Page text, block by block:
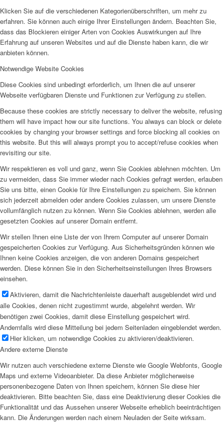
Klicken Sie auf die verschiedenen Kategorienüberschriften, um mehr zu
erfahren. Sie können auch einige Ihrer Einstellungen ändern. Beachten Sie,
dass das Blockieren einiger Arten von Cookies Auswirkungen auf Ihre
Erfahrung auf unseren Websites und auf die Dienste haben kann, die wir
anbieten können.
Notwendige Website Cookies
Diese Cookies sind unbedingt erforderlich, um Ihnen die auf unserer
Webseite verfügbaren Dienste und Funktionen zur Verfügung zu stellen.
Because these cookies are strictly necessary to deliver the website, refusing
them will have impact how our site functions. You always can block or delete
cookies by changing your browser settings and force blocking all cookies on
this website. But this will always prompt you to accept/refuse cookies when
revisiting our site.
Wir respektieren es voll und ganz, wenn Sie Cookies ablehnen möchten. Um
zu vermeiden, dass Sie immer wieder nach Cookies gefragt werden, erlauben
Sie uns bitte, einen Cookie für Ihre Einstellungen zu speichern. Sie können
sich jederzeit abmelden oder andere Cookies zulassen, um unsere Dienste
vollumfänglich nutzen zu können. Wenn Sie Cookies ablehnen, werden alle
gesetzten Cookies auf unserer Domain entfernt.
Wir stellen Ihnen eine Liste der von Ihrem Computer auf unserer Domain
gespeicherten Cookies zur Verfügung. Aus Sicherheitsgründen können wie
Ihnen keine Cookies anzeigen, die von anderen Domains gespeichert
werden. Diese können Sie in den Sicherheitseinstellungen Ihres Browsers
einsehen.
Aktivieren, damit die Nachrichtenleiste dauerhaft ausgeblendet wird und
alle Cookies, denen nicht zugestimmt wurde, abgelehnt werden. Wir
benötigen zwei Cookies, damit diese Einstellung gespeichert wird.
Andernfalls wird diese Mitteilung bei jedem Seitenladen eingeblendet werden.
Hier klicken, um notwendige Cookies zu aktivieren/deaktivieren.
Andere externe Dienste
Wir nutzen auch verschiedene externe Dienste wie Google Webfonts, Google
Maps und externe Videoanbieter. Da diese Anbieter möglicherweise
personenbezogene Daten von Ihnen speichern, können Sie diese hier
deaktivieren. Bitte beachten Sie, dass eine Deaktivierung dieser Cookies die
Funktionalität und das Aussehen unserer Webseite erheblich beeinträchtigen
kann. Die Änderungen werden nach einem Neuladen der Seite wirksam.